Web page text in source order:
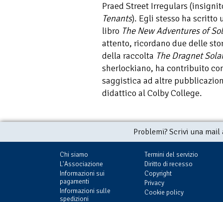
Praed Street Irregulars
Tenants). Egli stesso ha scritto
libro The New Adventures of
attento, ricordano due delle
della raccolta The Dragnet
sherlockiano, ha contribuito
saggistica ad altre
didattico al Colby College.
Problemi? Scrivi una
Chi siamo
L'Associazione
Informazioni sui
pagamenti
Informazioni sulle
spedizioni
Termini del servizio
Diritto di recesso
Copyright
Privacy
Cookie policy